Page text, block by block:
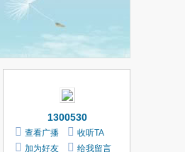
1300530
查看广播
收听TA
加为好友
给我留言